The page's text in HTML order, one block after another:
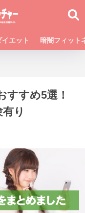
エット 暗闇フィット
すすめ5選！
り